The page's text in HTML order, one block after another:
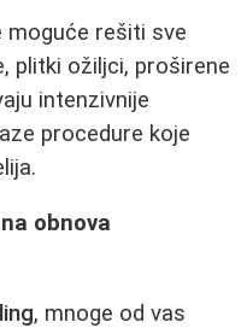
moguće rešiti sve
plitki ožiljci, proširene
intenzivnije
procedure koje
obnova
, mnoge od vas